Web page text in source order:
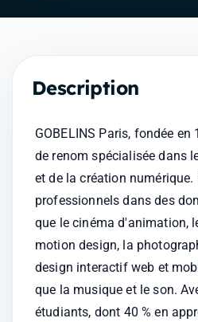
Description
GOBELINS Paris, fondée en
de renom spécialisée dans
et de la création numérique.
professionnels dans des
que le cinéma d'animation,
motion design, la
design interactif web et
que la musique et le son.
étudiants, dont 40 % en